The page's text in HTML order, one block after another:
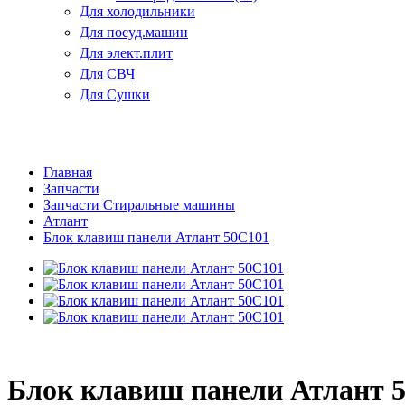
Для холодильники
Для посуд.машин
Для элект.плит
Для СВЧ
Для Сушки
Главная
Запчасти
Запчасти Стиральные машины
Атлант
Блок клавиш панели Атлант 50С101
Блок клавиш панели Атлант